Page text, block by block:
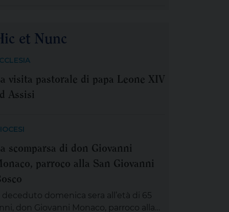
Don Bosco’, ai sensi dell’art.
oltre venticinque anni le Figlie di Maria
e i volontari dell’oratorio sono
nel quartiere […]
et Nunc
visita pastorale di papa Leone XIV
Assisi
scomparsa di don Giovanni
parroco alla San Giovanni
deceduto domenica sera all’età di 65
don Giovanni Monaco, parroco alla